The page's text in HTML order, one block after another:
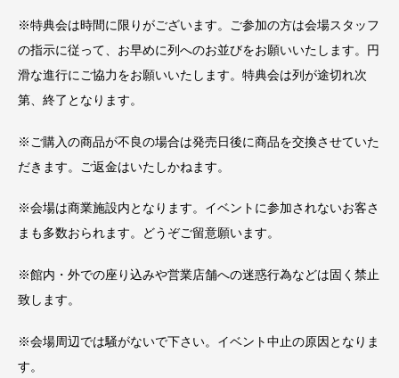
※特典会は時間に限りがございます。ご参加の方は会場スタッフ
の指示に従って、お早めに列へのお並びをお願いいたします。円
滑な進行にご協力をお願いいたします。特典会は列が途切れ次
第、終了となります。
※ご購入の商品が不良の場合は発売日後に商品を交換させていた
だきます。ご返金はいたしかねます。
※会場は商業施設内となります。イベントに参加されないお客さ
まも多数おられます。どうぞご留意願います。
※館内・外での座り込みや営業店舗への迷惑行為などは固く禁止
致します。
※会場周辺では騒がないで下さい。イベント中止の原因となりま
す。